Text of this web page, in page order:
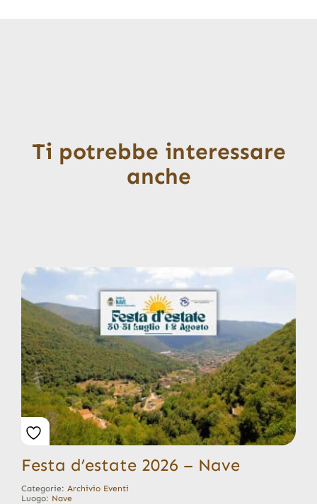
Ti potrebbe interessare
anche
Festa d’estate 2026 – Nave
Categorie: Archivio Eventi
Luogo: Nave